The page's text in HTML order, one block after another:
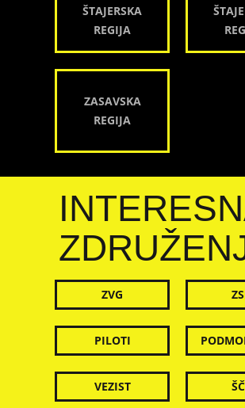
ŠTAJERSKA
REGIJA
ZASAVSKA
REGIJA
ZVG
PILOTI
VEZIST